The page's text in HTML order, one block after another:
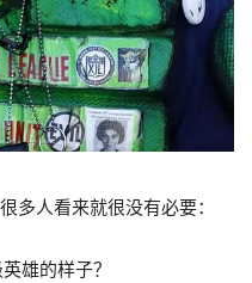
多人看来就很没有必要：
雄的样子？